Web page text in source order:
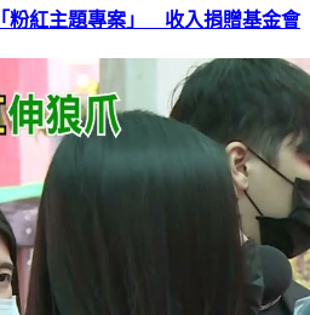
粉紅主題專案」 收入捐贈基金會